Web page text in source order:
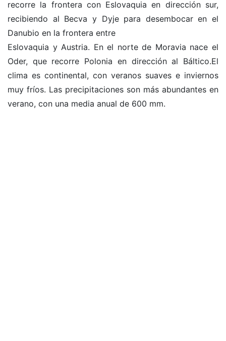
recorre la frontera con Eslovaquia en dirección sur,
recibiendo al Becva y Dyje para desembocar en el
Danubio en la frontera entre
Eslovaquia y Austria. En el norte de Moravia nace el
Oder, que recorre Polonia en dirección al Báltico.El
clima es continental, con veranos suaves e inviernos
muy fríos. Las precipitaciones son más abundantes en
verano, con una media anual de 600 mm.